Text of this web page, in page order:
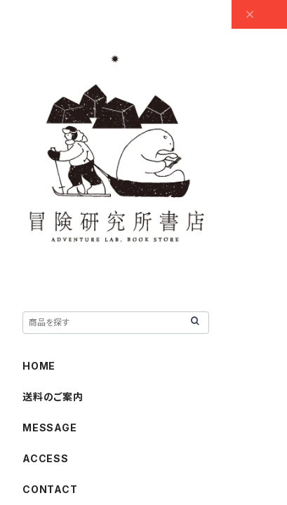
HOME
送料のご案内
MESSAGE
ACCESS
CONTACT